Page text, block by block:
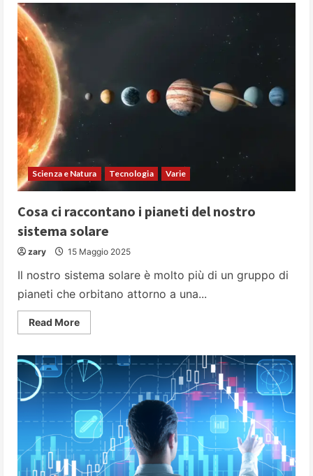
Scienza e Natura Tecnologia Varie
Cosa ci raccontano i pianeti del nostro
sistema solare
zary 15 Maggio 2025
Il nostro sistema solare è molto più di un gruppo di
pianeti che orbitano attorno a una...
Read MoreRead
more
ci
raccontano
i
pianeti
del
nostro
sistema
solare